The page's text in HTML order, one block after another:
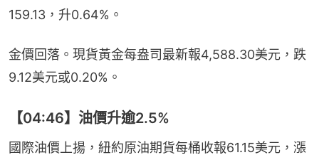
159.13，升0.64%。
金價回落。現貨黃金每盎司最新報4,588.30美元，跌
9.12美元或0.20%。
【04:46】油價升逾2.5%
國際油價上揚，紐約原油期貨每桶收報61.15美元，漲